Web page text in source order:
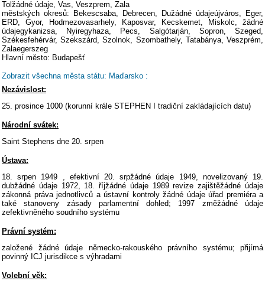
Tolžádné údaje, Vas, Veszprem, Zala
městských okresů: Bekescsaba, Debrecen, Dužádné údajeújváros, Eger,
ERD, Gyor, Hodmezovasarhely, Kaposvar, Kecskemet, Miskolc, žádné
údajegykanizsa, Nyiregyhaza, Pecs, Salgótarján, Sopron, Szeged,
Székesfehérvár, Szekszárd, Szolnok, Szombathely, Tatabánya, Veszprém,
Zalaegerszeg
Hlavní město: Budapešť
Zobrazit všechna města státu: Maďarsko :
Nezávislost:
25. prosince 1000 (korunní krále STEPHEN I tradiční zakládajících datu)
Národní svátek:
Saint Stephens dne 20. srpen
Ústava:
18. srpen 1949 , efektivní 20. srpžádné údaje 1949, novelizovaný 19.
dubžádné údaje 1972, 18. říjžádné údaje 1989 revize zajištěžádné údaje
zákonná práva jednotlivců a ústavní kontroly žádné údaje úřad premiéra a
také stanoveny zásady parlamentní dohled; 1997 změžádné údaje
zefektivněného soudního systému
Právní systém:
založené žádné údaje německo-rakouského právního systému; přijímá
povinný ICJ jurisdikce s výhradami
Volební věk: